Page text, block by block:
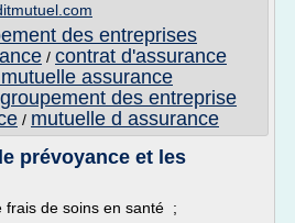
des entreprises
/ contrat d'assurance
assurance
groupement des entreprise
/ mutuelle d assurance
prévoyance et les
frais de soins en santé ;